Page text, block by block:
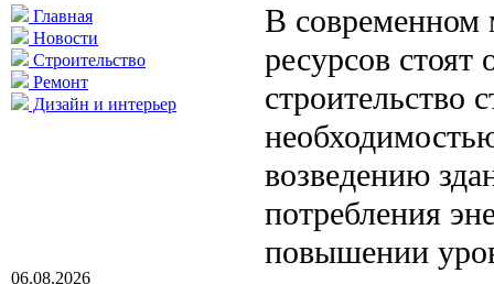
Главная
Новости
Строительство
Ремонт
Дизайн и интерьер
06.08.2026
В современном
ресурсов стоят
строительство
возведению
потребления
повышении